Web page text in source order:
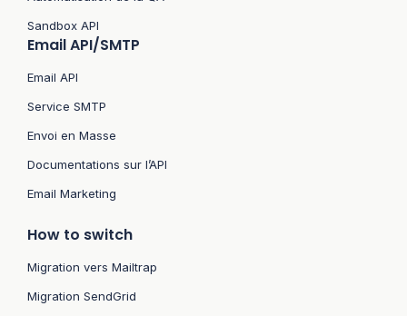
Sandbox API
Email API/SMTP
Email API
Service SMTP
Envoi en Masse
Documentations sur l’API
Email Marketing
How to switch
Migration vers Mailtrap
Migration SendGrid